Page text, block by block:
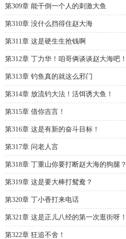
第309章 能干倒一个人的刺激大鱼
第310章 没什么挡得住赵大海
第311章 这是硬生生抢钱啊
第312章 丁力华！咱哥俩谈谈赵大海吧！
第313章 钓鱼真的就这么邪门
第314章 放流钓大法！活饵诱大鱼！
第315章 借你吉言！
第316章 这是有新的奋斗目标！
第317章 问老人言
第318章 丁重山你要打断赵大海的狗腿？
第319章 这是要大棒打鸳鸯？
第320章 丁小香打来电话
第321章 这是正儿八经的第一次逛街呀！
第322章 狂追不舍！